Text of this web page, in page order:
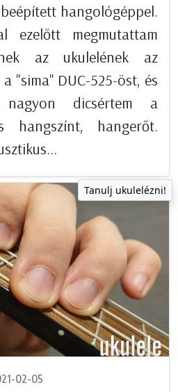
hangológéppel.
ezelőtt megmutattam
az ukulelének az
"sima" DUC-525-öst, és
dicsértem a
hangszínt, hangerőt.
Tanulj ukulelézni!
02-05